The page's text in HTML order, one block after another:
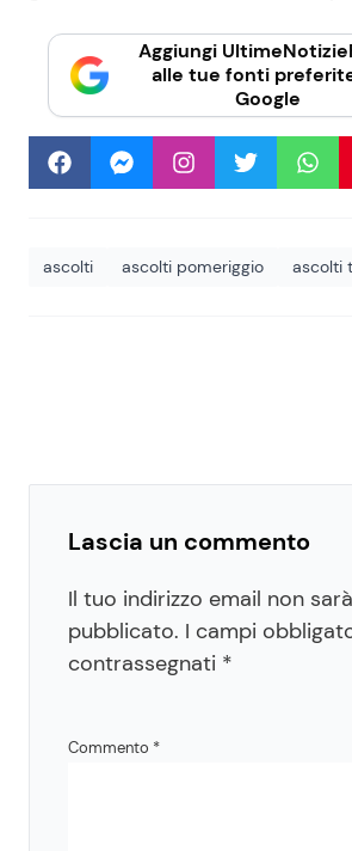
Aggiungi
alle tue fonti
Google
ascolti ascolti pomeriggio ascolti
Lascia un commento
Il tuo indirizzo email non sarà
pubblicato. I campi
contrassegnati *
Commento *